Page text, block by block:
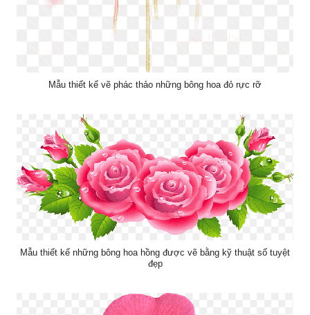
Mẫu thiết kế vẽ phác thảo những bông hoa đỏ rực rỡ
Mẫu thiết kế những bông hoa hồng được vẽ bằng kỹ thuật số tuyệt
đẹp